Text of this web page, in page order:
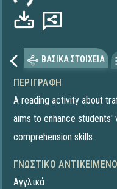
ΒΑΣΙΚΑ ΣΤΟΙΧΕΙΑ
ΠΕΡΙΓΡΑΦΉ
A reading activity about
aims to enhance students'
comprehension skills.
ΓΝΩΣΤΙΚΌ ΑΝΤΙΚΕΊΜΕΝΟ
Αγγλικά